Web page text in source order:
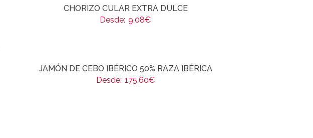
CHORIZO CULAR EXTRA DULCE
Desde: 9,08€
JAMÓN DE CEBO IBÉRICO 50% RAZA IBÉRICA
Desde: 175,60€